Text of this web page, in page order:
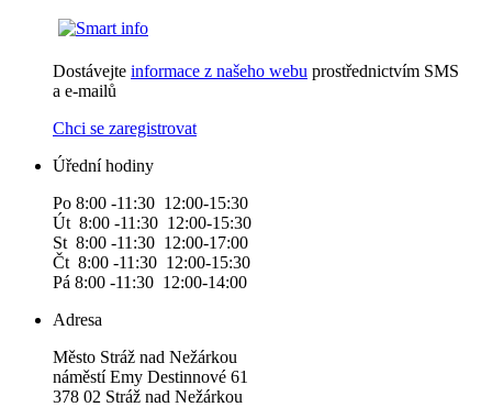
Dostávejte informace z našeho webu prostřednictvím SMS
a e-mailů
Chci se zaregistrovat
Úřední hodiny
Po 8:00 -11:30 12:00-15:30
Út 8:00 -11:30 12:00-15:30
St 8:00 -11:30 12:00-17:00
Čt 8:00 -11:30 12:00-15:30
Pá 8:00 -11:30 12:00-14:00
Adresa
Město Stráž nad Nežárkou
náměstí Emy Destinnové 61
378 02 Stráž nad Nežárkou